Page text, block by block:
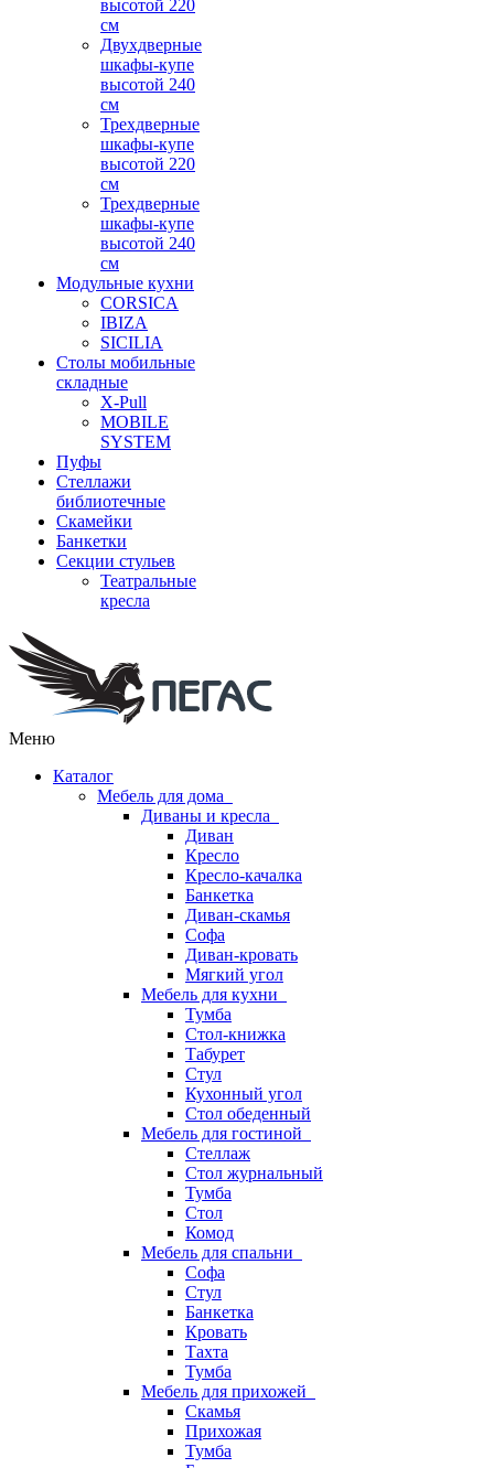
высотой 220
см
Двухдверные
шкафы-купе
высотой 240
см
Трехдверные
шкафы-купе
высотой 220
см
Трехдверные
шкафы-купе
высотой 240
см
Модульные кухни
CORSICA
IBIZA
SICILIA
Столы мобильные
складные
X-Pull
MOBILE
SYSTEM
Пуфы
Стеллажи
библиотечные
Скамейки
Банкетки
Секции стульев
Театральные
кресла
Меню
Каталог
Мебель для дома
Диваны и кресла
Диван
Кресло
Кресло-качалка
Банкетка
Диван-скамья
Софа
Диван-кровать
Мягкий угол
Мебель для кухни
Тумба
Стол-книжка
Табурет
Стул
Кухонный угол
Стол обеденный
Мебель для гостиной
Стеллаж
Стол журнальный
Тумба
Стол
Комод
Мебель для спальни
Софа
Стул
Банкетка
Кровать
Тахта
Тумба
Мебель для прихожей
Скамья
Прихожая
Тумба